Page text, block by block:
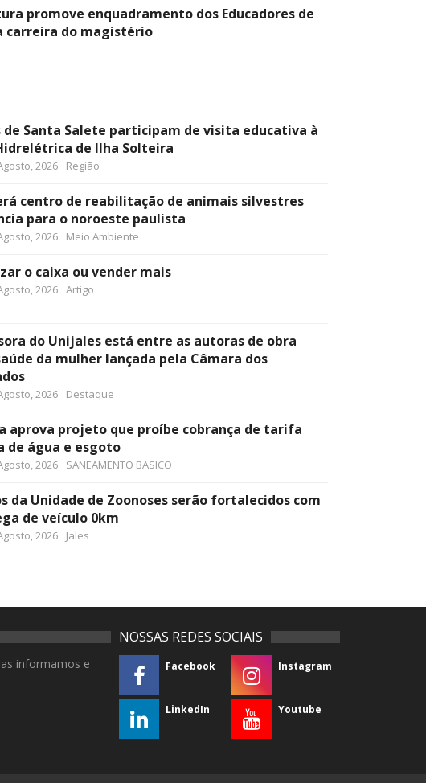
promove enquadramento dos Educadores de
carreira do magistério
de Santa Salete participam de visita educativa à
de Ilha Solteira
2026 Região
centro de reabilitação de animais silvestres
para o noroeste paulista
2026 Meio Ambiente
o caixa ou vender mais
2026 Artigo
do Unijales está entre as autoras de obra
da mulher lançada pela Câmara dos
2026 Destaque
aprova projeto que proíbe cobrança de tarifa
de água e esgoto
2026 SANEAMENTO BASICO
da Unidade de Zoonoses serão fortalecidos com
de veículo 0km
2026 Jales
informamos e
NOSSAS REDES SOCIAIS
Facebook Instagram
LinkedIn Youtube